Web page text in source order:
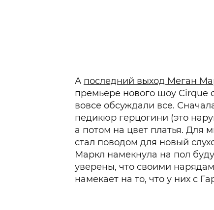
А последний выход Меган
премьере нового шоу Cirque
вовсе обсуждали все.
педикюр герцогини (это
а потом на цвет платья. Для
стал поводом для новый
Маркл намекнула на пол
уверены, что своими
намекает на то, что у них с